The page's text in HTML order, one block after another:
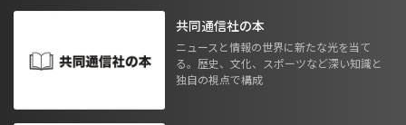
共同通信社の本
ニュースと情報の世界に新たな光を当て
る。歴史、文化、スポーツなど深い知識と
独自の視点で構成